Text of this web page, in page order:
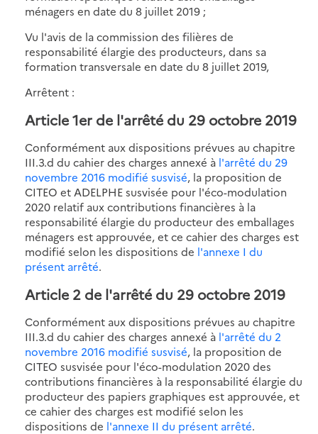
ménagers en date du 8 juillet 2019 ;
Vu l'avis de la commission des filières de
responsabilité élargie des producteurs, dans sa
formation transversale en date du 8 juillet 2019,
Arrêtent :
Article 1er de l'arrêté du 29 octobre 2019
Conformément aux dispositions prévues au chapitre
III.3.d du cahier des charges annexé à l'arrêté du 29
novembre 2016 modifié susvisé, la proposition de
CITEO et ADELPHE susvisée pour l'éco-modulation
2020 relatif aux contributions financières à la
responsabilité élargie du producteur des emballages
ménagers est approuvée, et ce cahier des charges est
modifié selon les dispositions de l'annexe I du
présent arrêté.
Article 2 de l'arrêté du 29 octobre 2019
Conformément aux dispositions prévues au chapitre
III.3.d du cahier des charges annexé à l'arrêté du 2
novembre 2016 modifié susvisé, la proposition de
CITEO susvisée pour l'éco-modulation 2020 des
contributions financières à la responsabilité élargie du
producteur des papiers graphiques est approuvée, et
ce cahier des charges est modifié selon les
dispositions de l'annexe II du présent arrêté.